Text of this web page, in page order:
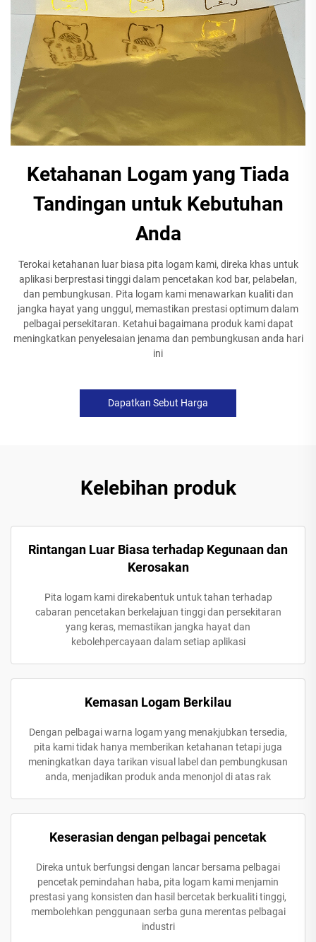
Ketahanan Logam yang Tiada
Tandingan untuk Kebutuhan
Anda
Terokai ketahanan luar biasa pita logam kami, direka khas untuk
aplikasi berprestasi tinggi dalam pencetakan kod bar, pelabelan,
dan pembungkusan. Pita logam kami menawarkan kualiti dan
jangka hayat yang unggul, memastikan prestasi optimum dalam
pelbagai persekitaran. Ketahui bagaimana produk kami dapat
meningkatkan penyelesaian jenama dan pembungkusan anda hari
ini
Dapatkan Sebut Harga
Kelebihan produk
Rintangan Luar Biasa terhadap Kegunaan dan
Kerosakan
Pita logam kami direkabentuk untuk tahan terhadap
cabaran pencetakan berkelajuan tinggi dan persekitaran
yang keras, memastikan jangka hayat dan
kebolehpercayaan dalam setiap aplikasi
Kemasan Logam Berkilau
Dengan pelbagai warna logam yang menakjubkan tersedia,
pita kami tidak hanya memberikan ketahanan tetapi juga
meningkatkan daya tarikan visual label dan pembungkusan
anda, menjadikan produk anda menonjol di atas rak
Keserasian dengan pelbagai pencetak
Direka untuk berfungsi dengan lancar bersama pelbagai
pencetak pemindahan haba, pita logam kami menjamin
prestasi yang konsisten dan hasil bercetak berkualiti tinggi,
membolehkan penggunaan serba guna merentas pelbagai
industri